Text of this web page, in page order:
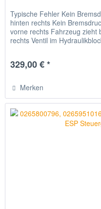
Typische Fehler Kein
hinten rechts Kein
vorne rechts Fahrzeug zieht
rechts Ventil im
329,00 € *
Merken